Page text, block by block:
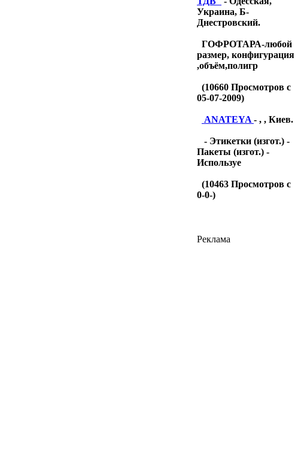
Украина, Б-
Днестровский.
ГОФРОТАРА-любой
размер, конфигурация
,объём,полигр
(10660 Просмотров с
05-07-2009)
ANATEYA - , , Киев.
- Этикетки (изгот.) -
Пакеты (изгот.) -
Используе
(10463 Просмотров с
0-0-)
Реклама